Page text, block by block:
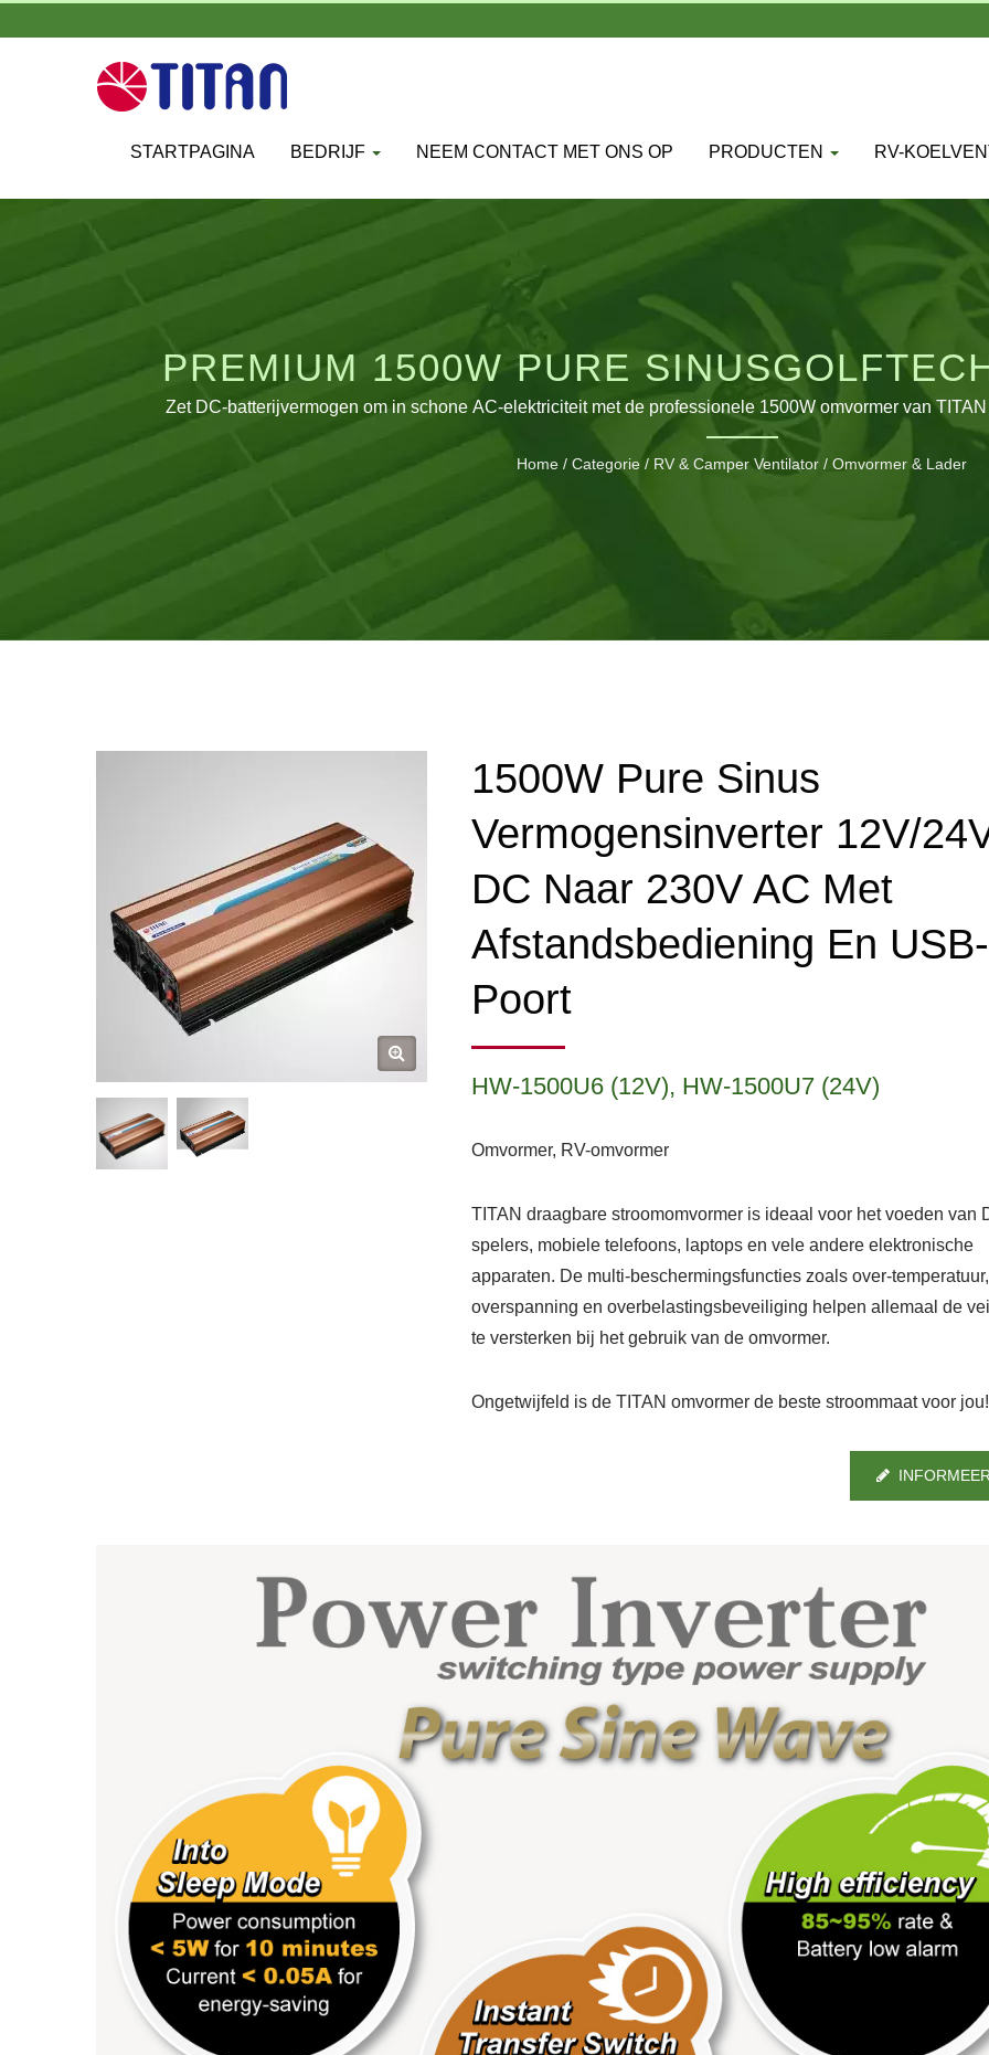
STARTPAGINA BEDRIJF NEEM CONTACT MET ONS OP PRODUCTEN RV-
PREMIUM 1500W PURE
BETROUWBARE OFF-GRID
Zet DC-batterijvermogen om in schone AC-elektriciteit met de professionele 1500W omvormer van
connectiviteit.
Home / Categorie / RV & Camper Ventilator / Omvormer & Lader
1500W Pure Sinus
Vermogensinverter 12V/
DC Naar 230V AC Met
Afstandsbediening En USB-
Poort
HW-1500U6 (12V), HW-1500U7 (24V)
Omvormer, RV-omvormer
TITAN draagbare stroomomvormer is ideaal voor het voeden van
spelers, mobiele telefoons, laptops en vele andere elektronische
apparaten. De multi-beschermingsfuncties zoals over-temperatuur,
overspanning en overbelastingsbeveiliging helpen allemaal de
te versterken bij het gebruik van de omvormer.
Ongetwijfeld is de TITAN omvormer de beste stroommaat voor jou!
RV Koelkast Ventilator RV Koelkast